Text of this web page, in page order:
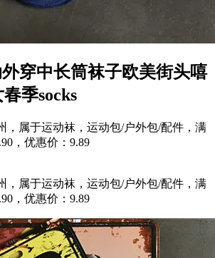
穿中长筒袜子欧美街头嘻
季socks
，属于运动袜，运动包/户外包/配件，满
，优惠价：9.89
，属于运动袜，运动包/户外包/配件，满
，优惠价：9.89